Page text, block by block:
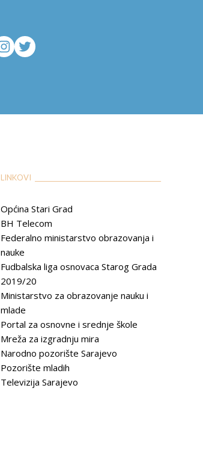
LINKOVI __________________________________________
Općina Stari Grad
BH Telecom
Federalno ministarstvo obrazovanja i
nauke
Fudbalska liga osnovaca Starog Grada
2019/20
Ministarstvo za obrazovanje nauku i
mlade
Portal za osnovne i srednje škole
Mreža za izgradnju mira
Narodno pozorište Sarajevo
Pozorište mladih
Televizija Sarajevo